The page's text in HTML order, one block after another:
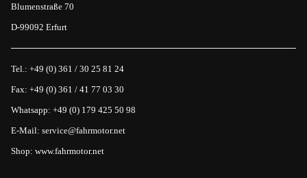
Blumenstraße 70
D-99092 Erfurt
Tel.: +49 (0) 361 / 30 25 81 24
Fax: +49 (0) 361 / 41 77 03 30
Whatsapp: +49 (0) 179 425 50 98
E-Mail: service@fahrmotor.net
Shop: www.fahrmotor.net